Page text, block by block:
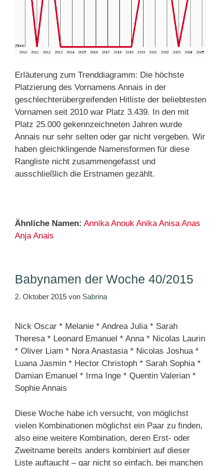
Erläuterung zum Trenddiagramm: Die höchste
Platzierung des Vornamens Annais in der
geschlechterübergreifenden Hitliste der beliebtesten
Vornamen seit 2010 war Platz 3.439. In den mit
Platz 25.000 gekennzeichneten Jahren wurde
Annais nur sehr selten oder gar nicht vergeben. Wir
haben gleichklingende Namensformen für diese
Rangliste nicht zusammengefasst und
ausschließlich die Erstnamen gezählt.
Ähnliche Namen: Annika Anouk Anika Anisa Anas
Anja Anais
Babynamen der Woche 40/2015
2. Oktober 2015 von Sabrina
Nick Oscar * Melanie * Andrea Julia * Sarah
Theresa * Leonard Emanuel * Anna * Nicolas Laurin
* Oliver Liam * Nora Anastasia * Nicolas Joshua *
Luana Jasmin * Hector Christoph * Sarah Sophia *
Damian Emanuel * Irma Inge * Quentin Valerian *
Sophie Annais
Diese Woche habe ich versucht, von möglichst
vielen Kombinationen möglichst ein Paar zu finden,
also eine weitere Kombination, deren Erst- oder
Zweitname bereits anders kombiniert auf dieser
Liste auftaucht – gar nicht so einfach, bei manchen